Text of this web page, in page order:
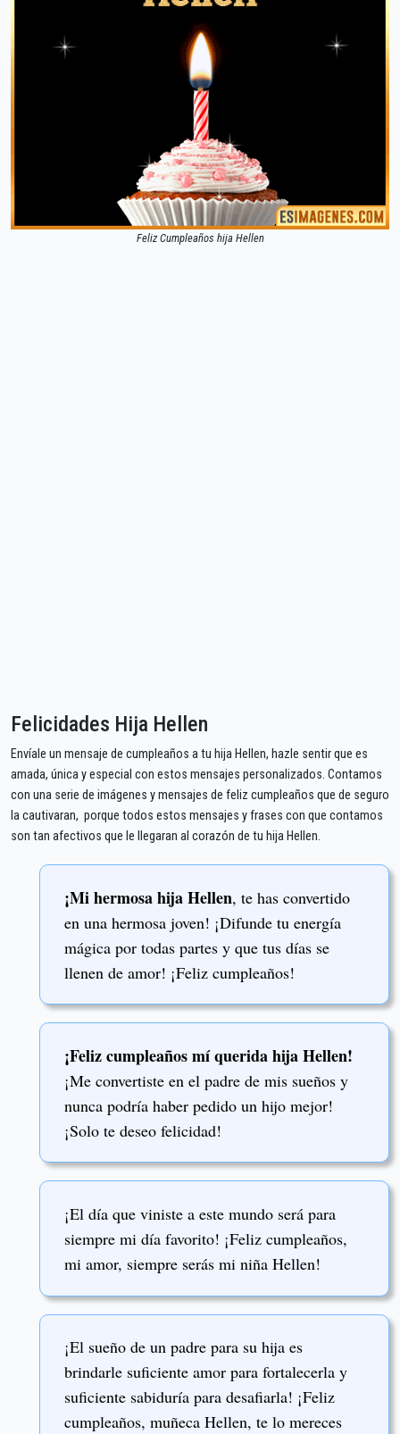
Feliz Cumpleaños hija Hellen
Felicidades Hija Hellen
Envíale un mensaje de cumpleaños a tu hija Hellen, hazle sentir que es
amada, única y especial con estos mensajes personalizados. Contamos
con una serie de imágenes y mensajes de feliz cumpleaños que de seguro
la cautivaran, porque todos estos mensajes y frases con que contamos
son tan afectivos que le llegaran al corazón de tu hija Hellen.
¡Mi hermosa hija Hellen, te has convertido
en una hermosa joven! ¡Difunde tu energía
mágica por todas partes y que tus días se
llenen de amor! ¡Feliz cumpleaños!
¡Feliz cumpleaños mí querida hija Hellen!
¡Me convertiste en el padre de mis sueños y
nunca podría haber pedido un hijo mejor!
¡Solo te deseo felicidad!
¡El día que viniste a este mundo será para
siempre mi día favorito! ¡Feliz cumpleaños,
mi amor, siempre serás mi niña Hellen!
¡El sueño de un padre para su hija es
brindarle suficiente amor para fortalecerla y
suficiente sabiduría para desafiarla! ¡Feliz
cumpleaños, muñeca Hellen, te lo mereces